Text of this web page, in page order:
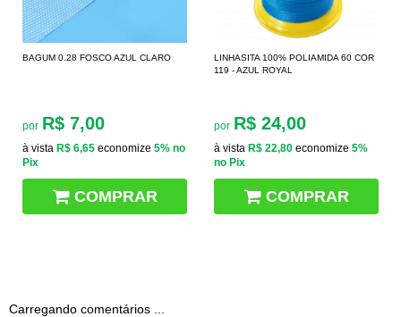
BAGUM 0.28 FOSCO AZUL CLARO
por R$ 7,00
à vista R$ 6,65 economize 5% no
Pix
COMPRAR
LINHASITA 100% POLIAMIDA 60 COR
119 - AZUL ROYAL
por R$ 24,00
à vista R$ 22,80 economize 5%
no Pix
COMPRAR
Carregando comentários ...